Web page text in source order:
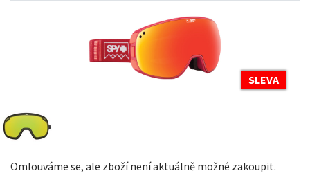
SLEVA
Omlouváme se, ale zboží není aktuálně možné zakoupit.